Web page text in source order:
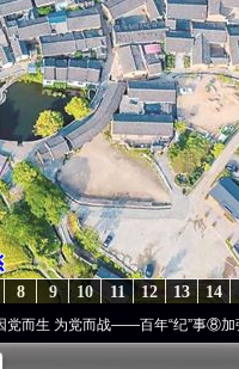
14
13
12
11
10
9
8
战——百年“纪”事⑧加强纪律..·[视频]